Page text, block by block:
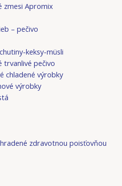
zmesi Apromix
– pečivo
keksy-müsli
trvanlivé pečivo
chladené výrobky
výrobky
zdravotnou poisťovňou